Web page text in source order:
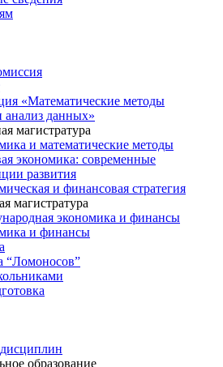
«Математические методы
анализ данных»
магистратура
и математические методы
экономика: современные
развития
и финансовая стратегия
магистратура
экономика и финансы
и финансы
“Ломоносов”
образование